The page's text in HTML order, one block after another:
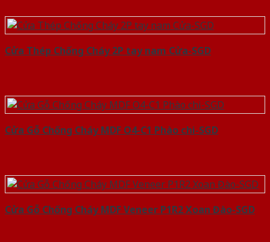
Cửa Thép Chống Cháy 2P tay nam Cửa-SGD
Cửa Gỗ Chống Cháy MDF O4-C1 Phào chi-SGD
Cửa Gỗ Chống Cháy MDF Veneer P1R2 Xoan Đào-SGD